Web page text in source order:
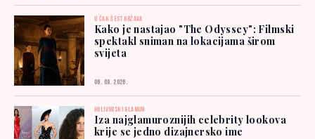
U ČAK ŠEST DRŽAVA
Kako je nastajao "The Odyssey": Filmski
spektakl sniman na lokacijama širom
svijeta
06. 08. 2026.
HOLIVUDSKI GLAMUR
Iza najglamuroznijih celebrity lookova
krije se jedno dizajnersko ime